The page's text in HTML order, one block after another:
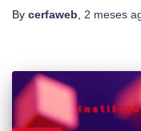
By cerfaweb 2 meses